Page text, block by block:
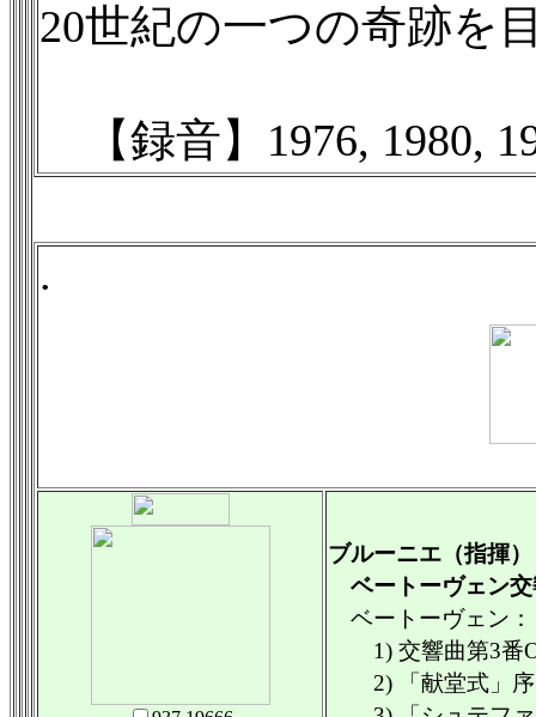
20世紀の一つの奇跡を
【録音】1976, 1980,
.
ブルーニエ（指揮
ベートーヴェン交
ベートーヴェン：
1) 交響曲第3番
2) 「献堂式」序